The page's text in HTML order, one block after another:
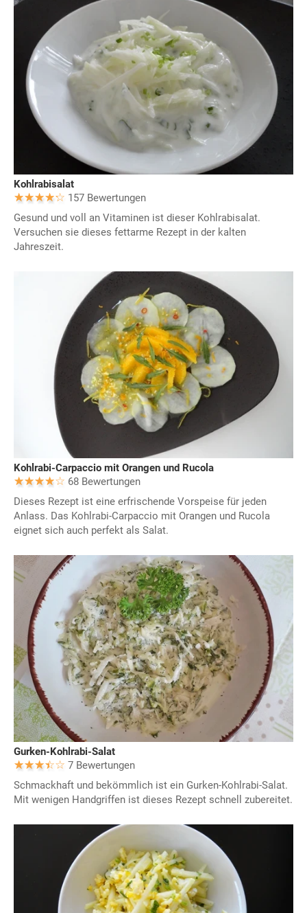
Kohlrabisalat
157 Bewertungen
Gesund und voll an Vitaminen ist dieser Kohlrabisalat.
Versuchen sie dieses fettarme Rezept in der kalten
Jahreszeit.
Kohlrabi-Carpaccio mit Orangen und Rucola
68 Bewertungen
Dieses Rezept ist eine erfrischende Vorspeise für jeden
Anlass. Das Kohlrabi-Carpaccio mit Orangen und Rucola
eignet sich auch perfekt als Salat.
Gurken-Kohlrabi-Salat
7 Bewertungen
Schmackhaft und bekömmlich ist ein Gurken-Kohlrabi-Salat.
Mit wenigen Handgriffen ist dieses Rezept schnell zubereitet.